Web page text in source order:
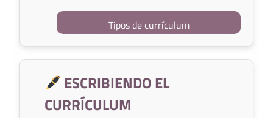
Tipos de currículum
ESCRIBIENDO EL
CURRÍCULUM